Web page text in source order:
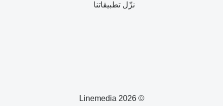
© 2026 Linemedia
نزّل تطبيقاتنا